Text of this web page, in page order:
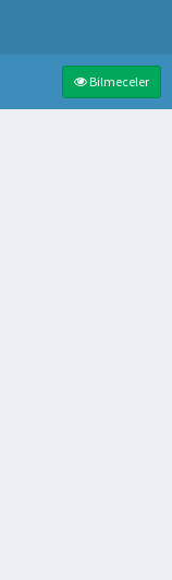
Bilmeceler